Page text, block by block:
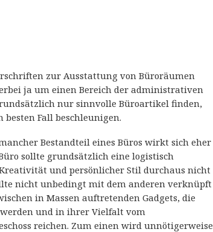
zur Ausstattung von Büroräumen
ja um einen Bereich der administrativen
nur sinnvolle Büroartikel finden,
Fall beschleunigen.
Bestandteil eines Büros wirkt sich eher
sollte grundsätzlich eine logistisch
und persönlicher Stil durchaus nicht
nicht unbedingt mit dem anderen verknüpft
in Massen auftretenden Gadgets, die
werden und in ihrer Vielfalt vom
reichen. Zum einen wird unnötigerweise